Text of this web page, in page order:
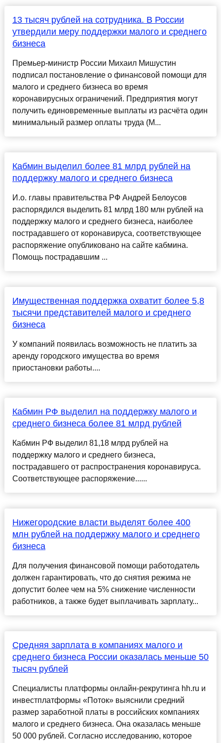
13 тысяч рублей на сотрудника. В России
утвердили меру поддержки малого и среднего
бизнеса
Премьер-министр России Михаил Мишустин
подписал постановление о финансовой помощи для
малого и среднего бизнеса во время
коронавирусных ограничений. Предприятия могут
получить единовременные выплаты из расчёта один
минимальный размер оплаты труда (М...
Кабмин выделил более 81 млрд рублей на
поддержку малого и среднего бизнеса
И.о. главы правительства РФ Андрей Белоусов
распорядился выделить 81 млрд 180 млн рублей на
поддержку малого и среднего бизнеса, наиболее
пострадавшего от коронавируса, соответствующее
распоряжение опубликовано на сайте кабмина.
Помощь пострадавшим ...
Имущественная поддержка охватит более 5,8
тысячи представителей малого и среднего
бизнеса
У компаний появилась возможность не платить за
аренду городского имущества во время
приостановки работы....
Кабмин РФ выделил на поддержку малого и
среднего бизнеса более 81 млрд рублей
Кабмин РФ выделил 81,18 млрд рублей на
поддержку малого и среднего бизнеса,
пострадавшего от распространения коронавируса.
Соответствующее распоряжение......
Нижегородские власти выделят более 400
млн рублей на поддержку малого и среднего
бизнеса
Для получения финансовой помощи работодатель
должен гарантировать, что до снятия режима не
допустит более чем на 5% снижение численности
работников, а также будет выплачивать зарплату...
Средняя зарплата в компаниях малого и
среднего бизнеса России оказалась меньше 50
тысяч рублей
Специалисты платформы онлайн-рекрутинга hh.ru и
инвестплатформы «Поток» выяснили средний
размер заработной платы в российских компаниях
малого и среднего бизнеса. Она оказалась меньше
50 000 рублей. Согласно исследованию, которое